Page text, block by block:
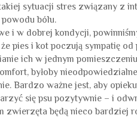
sytuacji stres związany z
bólu.
i w dobrej kondycji,
pies i kot poczują sympatię
ich w jednym
byłoby
Bardzo ważne jest, aby
się psu pozytywnie – i
będą nieco bardziej